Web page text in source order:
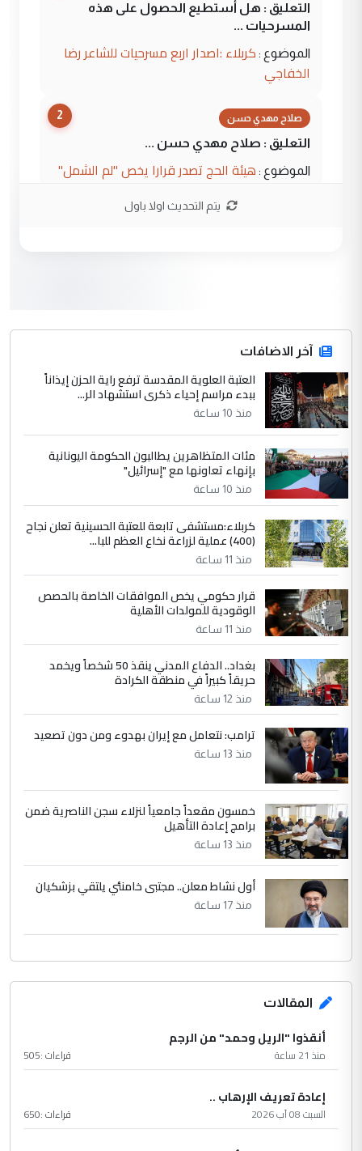
التعليق : هل أستطيع الحصول على هذه
المسرحيات ...
الموضوع : كربلاء :اصدار اربع مسرحيات للشاعر رضا
الخفاجي
2 صلاح مهدي حسن
التعليق : صلاح مهدي حسن ...
الموضوع : هيئة الحج تصدر قرارا يخص "لم الشمل"
hadi
التعليق : تحيه اخويه حسينيه اي انسان مهما
كان محدود المعرفه بتفاصيل احداث المنطقه
يقول بما لايقبل ...
أردوغان يؤكد ان اتفاقية مكة للدفاع
المشترك لا تستهدف أية دولة ومفتوحة لانضمام
الدول الشقيقة
5 يوسف غزوان عصمت
التعليق : بكالوريوس فيزياء طبية متزوج و
زوجتي أيضا بكالوريوس سكني بغداد أرغب في
إكمال دراستي داخل ...
الموضوع :
السعودية توافق على الاستمرار في
إعطاء 100 منحة دراسية للطلبة العراقيين في
جامعاتها سنويا
يتم التحديث اولا باول
آخر الاضافات
العتبة العلوية المقدسة ترفع راية الحزن إيذاناً
ببدء مراسم إحياء ذكرى استشهاد الر...
منذ 10 ساعة
مئات المتظاهرين يطالبون الحكومة اليونانية
بإنهاء تعاونها مع "إسرائيل"
منذ 10 ساعة
كربلاء:مستشفى تابعة للعتبة الحسينية تعلن نجاح
(400) عملية لزراعة نخاع العظم للبا...
منذ 11 ساعة
قرار حكومي يخص الموافقات الخاصة بالحصص
الوقودية للمولدات الأهلية
منذ 11 ساعة
بغداد.. الدفاع المدني ينقذ 50 شخصاً ويخمد
حريقاً كبيراً في منطقة الكرادة
منذ 12 ساعة
ترامب: نتعامل مع إيران بهدوء ومن دون تصعيد
منذ 13 ساعة
خمسون مقعداً جامعياً لنزلاء سجن الناصرية ضمن
برامج إعادة التأهيل
منذ 13 ساعة
أول نشاط معلن.. مجتبى خامنئي يلتقي بزشكيان
منذ 17 ساعة
المقالات
أنقذوا "الريل وحمد" من الرجم
منذ 21 ساعة قراءات :505
إعادة تعريف الإرهاب ..
السبت 08 آب 2026 قراءات :650